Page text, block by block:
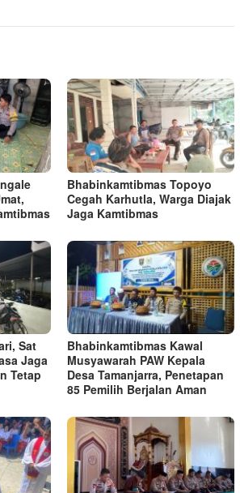
Bhabinkamtibmas Topoyo
Cegah Karhutla, Warga Diajak
Jaga Kamtibmas
Sat
Jaga
Tetap
Bhabinkamtibmas Kawal
Musyawarah PAW Kepala
Desa Tamanjarra, Penetapan
85 Pemilih Berjalan Aman